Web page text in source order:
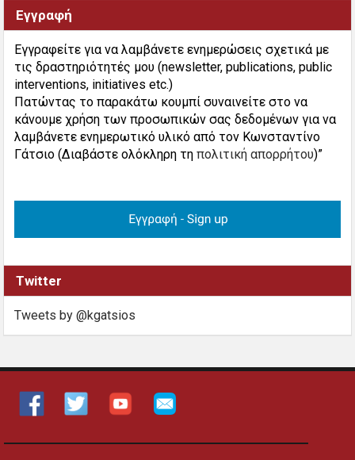
Εγγραφή
Εγγραφείτε για να λαμβάνετε ενημερώσεις σχετικά με
τις δραστηριότητές μου (newsletter, publications, public
interventions, initiatives etc.)
Πατώντας το παρακάτω κουμπί συναινείτε στο να
κάνουμε χρήση των προσωπικών σας δεδομένων για να
λαμβάνετε ενημερωτικό υλικό από τον Κωνσταντίνο
Γάτσιο (Διαβάστε ολόκληρη τηπολιτική απορρήτου)”
Twitter
Tweets by @kgatsios